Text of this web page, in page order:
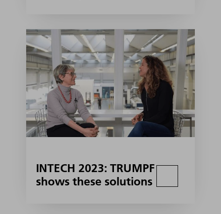
INTECH 2023: TRUMPF
shows these solutions